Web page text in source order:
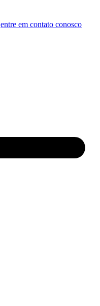
entre em contato conosco